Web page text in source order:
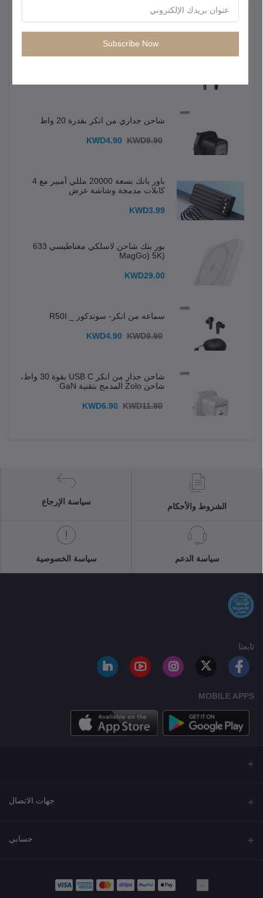
المنتجات الأكثر مبيعًا
شاحن جداري من انكر بقدرة 20 واط
KWD4.90 KWD9.90
باور بانك بسعة 20000 مللي أمبير مع 4
كابلات مدمجة وشاشة عرض
KWD3.99
بور بنك شاحن لاسلكي مغناطيسي 633
(MagGo) 5K
KWD29.00
سماعه من انكر- سوندكور _ R50I
KWD4.90 KWD9.90
شاحن جدار من انكر USB C بقوة 30 واط،
شاحن Zolo المدمج بتقنية GaN
KWD6.90 KWD11.90
الشروط والأحكام
سياسة الإرجاع
سياسة الدعم سياسة الخصوصية
تابعنا
MOBILE APPS
جهات الاتصال
حسابي
Subscribe Now